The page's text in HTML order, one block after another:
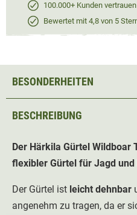
100.000+ Kunden
Bewertet mit 4,8 von 5
BESCHREIBUNG
Der Härkila Gürtel Wildboar
flexibler Gürtel für Jagd und
Der Gürtel ist leicht dehnbar
angenehm zu tragen, da er
BESONDERHEITEN